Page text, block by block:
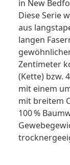
in New
Diese Serie
aus
langen
Zentimeter
(Kette) bzw.
mit einem
mit breitem
100 %